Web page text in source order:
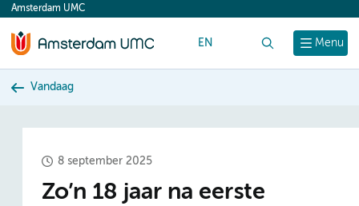
content
Menu
Amsterdam UMC
EN
Vandaag
8 september 2025
Zo’n 18 jaar na eerste